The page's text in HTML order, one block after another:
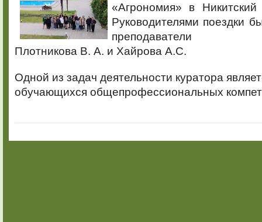
«Агрономия» в Никитский
Руководителями поездки
преподаватели
Плотникова В. А. и Хайрова А.С.
Одной из задач деятельности куратора
обучающихся общепрофессиональных